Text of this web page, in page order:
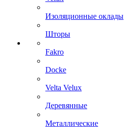
Изоляционные оклады
Шторы
Fakro
Docke
Velta Velux
Деревянные
Металлические